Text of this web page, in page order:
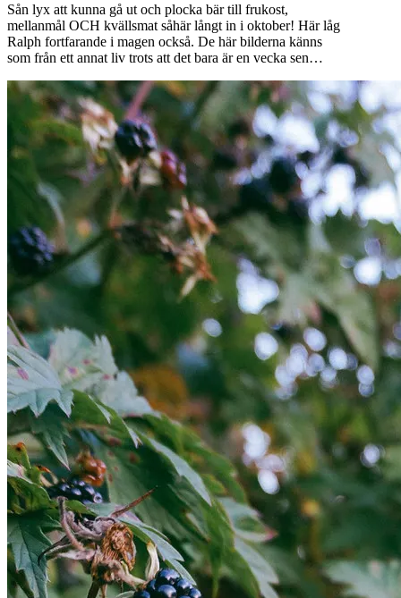
Sån lyx att kunna gå ut och plocka bär till frukost,
mellanmål OCH kvällsmat såhär långt in i oktober! Här låg
Ralph fortfarande i magen också. De här bilderna känns
som från ett annat liv trots att det bara är en vecka sen…